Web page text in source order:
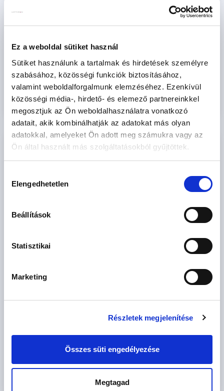
Ez a weboldal sütiket használ
Sütiket használunk a tartalmak és hirdetések személyre
szabásához, közösségi funkciók biztosításához,
valamint weboldalforgalmunk elemzéséhez. Ezenkívül
közösségi média-, hirdető- és elemező partnereinkkel
megosztjuk az Ön weboldalhasználatra vonatkozó
adatait, akik kombinálhatják az adatokat más olyan
adatokkal, amelyeket Ön adott meg számukra vagy az
Ön által használt más szolgáltatásokból gyűjtöttek.
kiválasztása
Elengedhetetlen
Beállítások
Statisztikai
Marketing
Részletek megjelenítése
Összes süti engedélyezése
Megtagad
* A kérdésre „Igen” válasz bejelölése esetén, az „Üzenet
Nyrt.Adatkezelési tájékoztatójának
megismertem és tudomásul vettem.
Ajánlatkérés elküldése
* MO-LE* LAKÓPARK LAKÁSKÍNÁLAT - 10
Ár
m
db